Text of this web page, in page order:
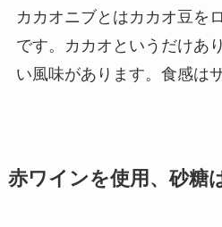
カカオニブとはカカオ豆を
です。カカオというだけあ
い風味があります。食感は
赤ワインを使用、砂糖